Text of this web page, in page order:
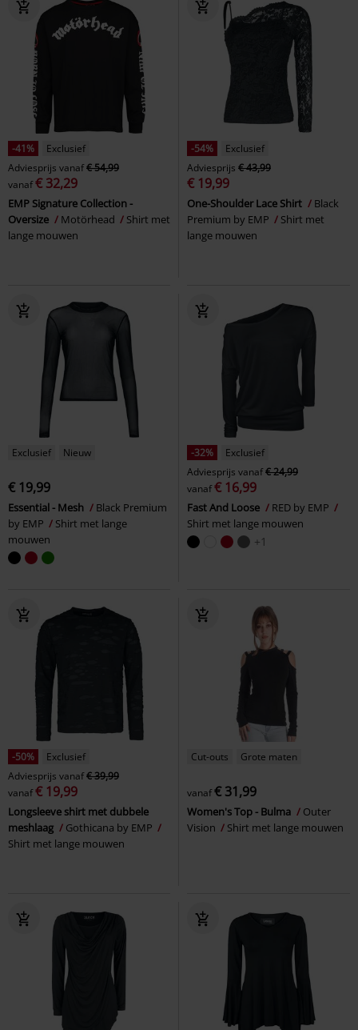
-41%
Exclusief
Adviesprijs vanaf€ 54,99
vanaf€ 32,29
EMP Signature Collection -
Oversize
Motörhead
Shirt met
lange mouwen
-54%
Exclusief
Adviesprijs € 43,99
€ 19,99
One-Shoulder Lace Shirt
Black
Premium by EMP
Shirt met
lange mouwen
Exclusief Nieuw
€ 19,99
Essential - Mesh
Black Premium
by EMP
Shirt met lange
mouwen
-32%
Exclusief
Adviesprijs vanaf€ 24,99
vanaf€ 16,99
Fast And Loose
RED by EMP
Shirt met lange mouwen
+1
-50%
Exclusief
Adviesprijs vanaf€ 39,99
vanaf€ 19,99
Longsleeve shirt met dubbele
meshlaag
Gothicana by EMP
Shirt met lange mouwen
Cut-outs Grote maten
vanaf€ 31,99
Women's Top - Bulma
Outer
Vision
Shirt met lange mouwen